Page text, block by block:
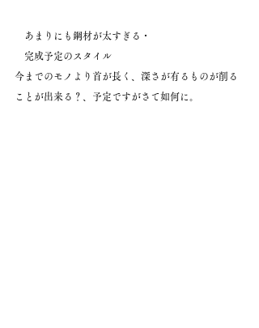
あまりにも鋼材が太すぎる・
完成予定のスタイル
今までのモノより首が長く、深さが有るものが削る
ことが出来る？、予定ですがさて如何に。